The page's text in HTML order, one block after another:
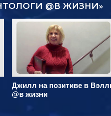
@В ЖИЗНИ»
Джилл на позитиве в
@в жизни